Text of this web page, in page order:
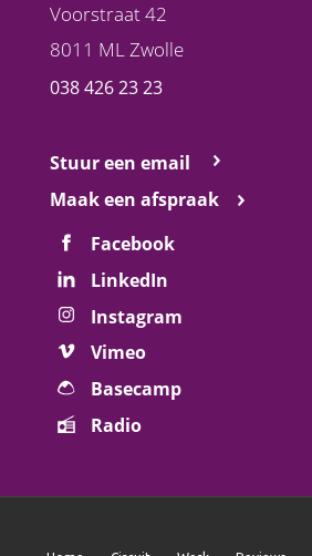
Voorstraat 42
8011 ML Zwolle
038 426 23 23
Stuur een email
Maak een afspraak
Facebook
LinkedIn
Instagram
Vimeo
Basecamp
Radio